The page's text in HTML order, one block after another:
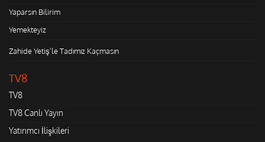
Yaparsın Bilirim
Yemekteyiz
Zahide Yetiş'le Tadımız Kaçmasın
TV8
TV8
TV8 Canlı Yayın
Yatırımcı İlişkileri